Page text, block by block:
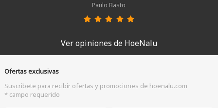
Paulo Basto
Ver opiniones de HoeNalu
Ofertas exclusivas
Suscribete para recibir ofertas y promociones de hoenalu.com
* campo requerido